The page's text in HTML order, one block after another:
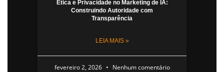
Ética e Privacidade no Marketing de IA:
Construindo Autoridade com
Transparência
LEIA MAIS »
fevereiro 2, 2026 Nenhum comentário